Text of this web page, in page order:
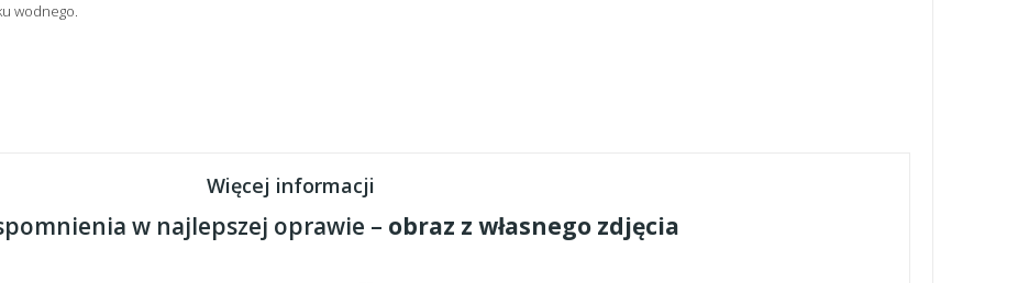
wodnego.
Więcej informacji
w najlepszej oprawie – obraz z własnego zdjęcia